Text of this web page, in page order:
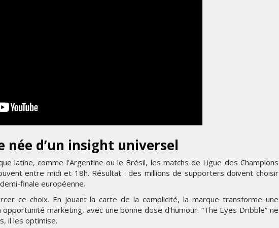
née d’un insight universel
latine, comme l’Argentine ou le Brésil, les matchs de Ligue des Champions
entre midi et 18h. Résultat : des millions de supporters doivent choisir
finale européenne.
ce choix. En jouant la carte de la complicité, la marque transforme une
marketing, avec une bonne dose d’humour. “The Eyes Dribble” ne
il les optimise.